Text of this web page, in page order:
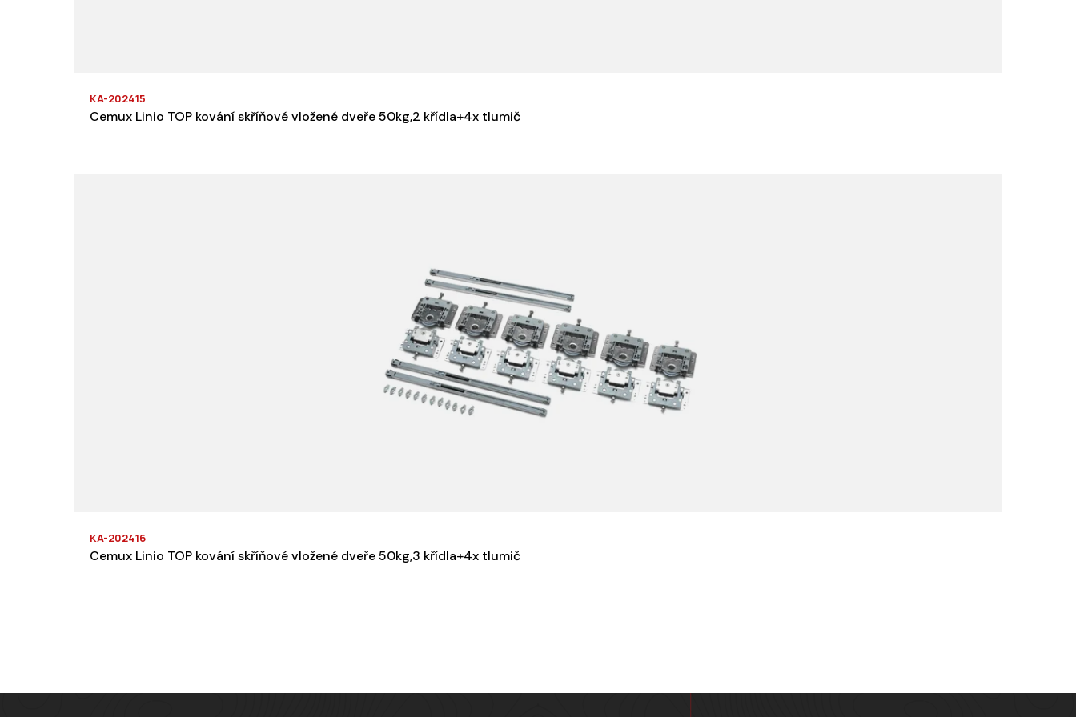
KA-202415
Cemux Linio TOP kování skříňové vložené dveře 50kg,2 křídla+4x tlumič
KA-202416
Cemux Linio TOP kování skříňové vložené dveře 50kg,3 křídla+4x tlumič